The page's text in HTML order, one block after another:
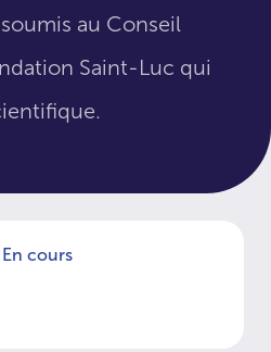
au Conseil
Saint-Luc qui
En cours